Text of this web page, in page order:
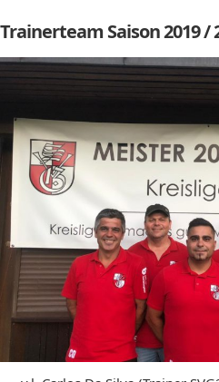
Trainerteam Saison 2019 /